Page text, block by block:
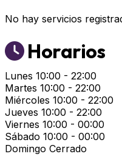
No hay servicios
Horarios
Lunes 10:00 - 22:00
Martes 10:00 - 22:00
Miércoles 10:00 - 22:00
Jueves 10:00 - 22:00
Viernes 10:00 - 00:00
Sábado 10:00 - 00:00
Domingo Cerrado